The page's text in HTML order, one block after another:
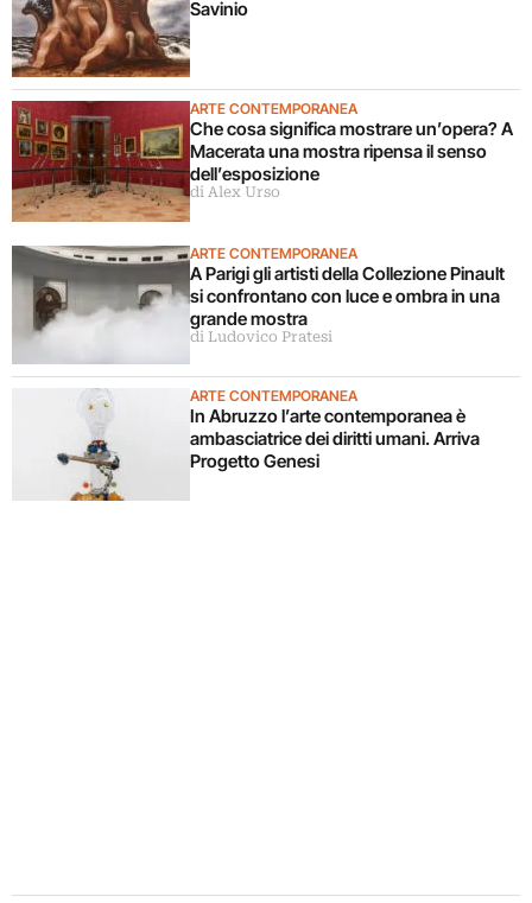
Savinio
ARTE CONTEMPORANEA
Che cosa significa mostrare un’opera? A
Macerata una mostra ripensa il senso
dell’esposizione
di Alex Urso
ARTE CONTEMPORANEA
A Parigi gli artisti della Collezione Pinault
si confrontano con luce e ombra in una
grande mostra
di Ludovico Pratesi
ARTE CONTEMPORANEA
In Abruzzo l’arte contemporanea è
ambasciatrice dei diritti umani. Arriva
Progetto Genesi